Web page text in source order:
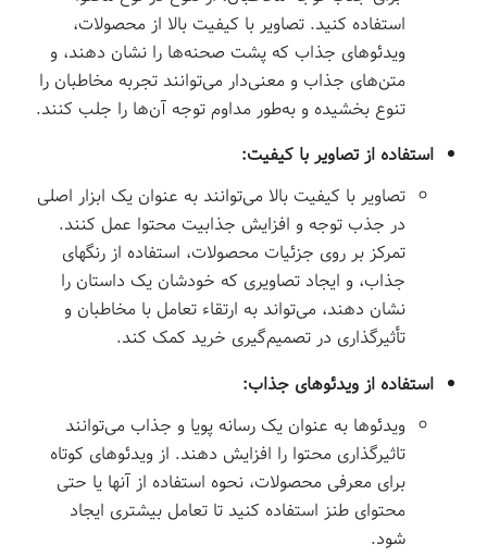
استفاده کنید. تصاویر با کیفیت بالا از محصولات،
ویدئوهای جذاب که پشت صحنه‌ها را نشان دهند، و
متن‌های جذاب و معنی‌دار می‌توانند تجربه مخاطبان را
تنوع بخشیده و به‌طور مداوم توجه آن‌ها را جلب کنند.
استفاده از تصاویر با کیفیت:
تصاویر با کیفیت بالا می‌توانند به عنوان یک ابزار اصلی
در جذب توجه و افزایش جذابیت محتوا عمل کنند.
تمرکز بر روی جزئیات محصولات، استفاده از رنگهای
جذاب، و ایجاد تصاویری که خودشان یک داستان را
نشان دهند، می‌تواند به ارتقاء تعامل با مخاطبان و
تأثیرگذاری در تصمیم‌گیری خرید کمک کند.
استفاده از ویدئوهای جذاب:
ویدئوها به عنوان یک رسانه پویا و جذاب می‌توانند
تاثیرگذاری محتوا را افزایش دهند. از ویدئوهای کوتاه
برای معرفی محصولات، نحوه استفاده از آنها یا حتی
محتوای طنز استفاده کنید تا تعامل بیشتری ایجاد
شود.